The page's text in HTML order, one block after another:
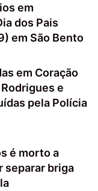
em
dos Pais
em São Bento
em Coração
e
pela Polícia
é morto a
separar briga